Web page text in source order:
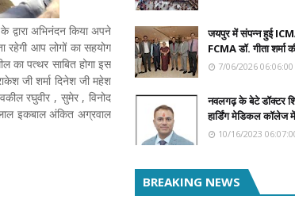
द्वारा अभिनंदन किया अपने
रहेगी आप लोगों का सहयोग
का पत्थर साबित होगा इस
जी शर्मा दिनेश जी महेश
रघुवीर , सुमेर , विनोद
इकबाल अंकित अग्रवाल
जयपुर में संपन्न हुई
FCMA डॉ. गीता शर्मा
7/06/2026
नवलगढ़ के बेटे डॉक्टर
हार्डिंग मेडिकल कॉलेज में
10/16/2023
BREAKING NEWS